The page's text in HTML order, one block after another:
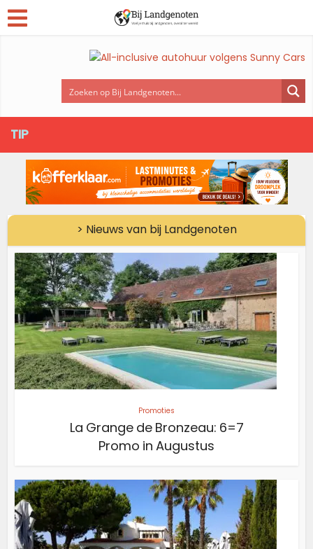
TIP
> Nieuws van bij Landgenoten
Promoties
La Grange de Bronzeau: 6=7
Promo in Augustus